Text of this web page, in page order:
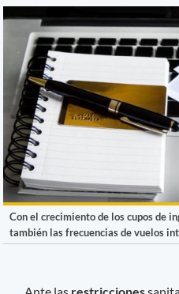
Con el crecimiento de los cupos de
también las frecuencias de vuelos